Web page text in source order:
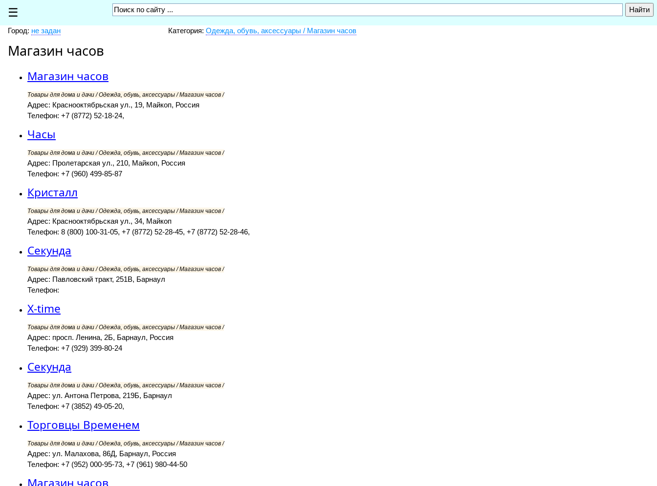
☰
Город: не задан Категория: Одежда, обувь, аксессуары / Магазин часов
Магазин часов
Магазин часов
Товары для дома и дачи / Одежда, обувь, аксессуары / Магазин часов /
Адрес: Краснооктябрьская ул., 19, Майкоп, Россия
Телефон: +7 (8772) 52-18-24,
Часы
Товары для дома и дачи / Одежда, обувь, аксессуары / Магазин часов /
Адрес: Пролетарская ул., 210, Майкоп, Россия
Телефон: +7 (960) 499-85-87
Кристалл
Товары для дома и дачи / Одежда, обувь, аксессуары / Магазин часов /
Адрес: Краснооктябрьская ул., 34, Майкоп
Телефон: 8 (800) 100-31-05, +7 (8772) 52-28-45, +7 (8772) 52-28-46,
Секунда
Товары для дома и дачи / Одежда, обувь, аксессуары / Магазин часов /
Адрес: Павловский тракт, 251В, Барнаул
Телефон:
X-time
Товары для дома и дачи / Одежда, обувь, аксессуары / Магазин часов /
Адрес: просп. Ленина, 2Б, Барнаул, Россия
Телефон: +7 (929) 399-80-24
Секунда
Товары для дома и дачи / Одежда, обувь, аксессуары / Магазин часов /
Адрес: ул. Антона Петрова, 219Б, Барнаул
Телефон: +7 (3852) 49-05-20,
Торговцы Временем
Товары для дома и дачи / Одежда, обувь, аксессуары / Магазин часов /
Адрес: ул. Малахова, 86Д, Барнаул, Россия
Телефон: +7 (952) 000-95-73, +7 (961) 980-44-50
Магазин часов